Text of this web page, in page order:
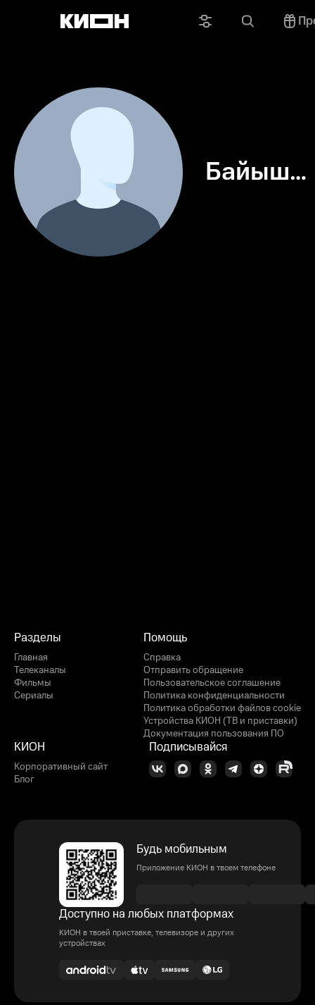
Байыш
Разделы
Главная
Телеканалы
Фильмы
Сериалы
Помощь
Справка
Отправить обращение
Пользовательское соглашение
Политика конфиденциальности
Политика обработки файлов cookie
Устройства КИОН (ТВ и приставки)
Документация пользования ПО
КИОН
Корпоративный сайт
Блог
Подписывайся
Будь мобильным
Приложение КИОН в твоем телефоне
Доступно на любых платформах
КИОН в твоей приставке, телевизоре и других
устройствах